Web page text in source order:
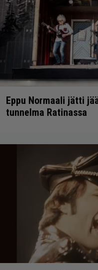
Eppu Normaali jätti
tunnelma Ratinassa